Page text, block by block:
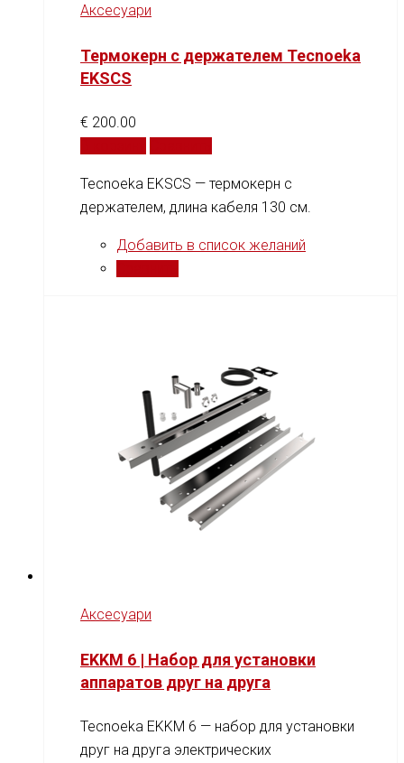
Аксесуари
Термокерн с держателем Tecnoeka
EKSCS
€ 200.00
Tecnoeka EKSCS — термокерн с
держателем, длина кабеля 130 см.
Добавить в список желаний
Аксесуари
EKKM 6 | Набор для установки
аппаратов друг на друга
Tecnoeka EKKM 6 — набор для установки
друг на друга электрических